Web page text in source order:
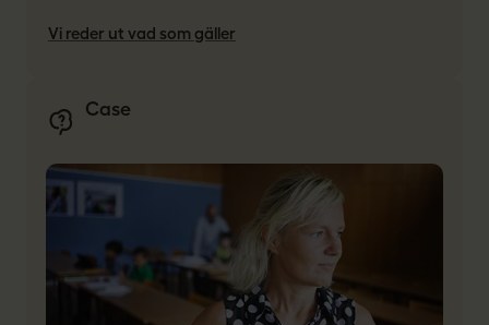
Vi reder ut vad som gäller
Case